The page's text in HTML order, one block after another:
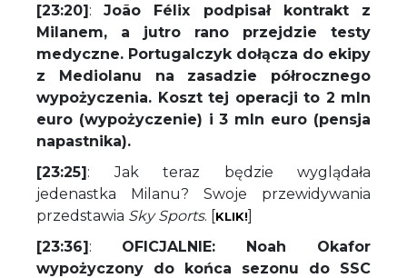
[23:20]:João Félix podpisał kontrakt z
Milanem, a jutro rano przejdzie testy
medyczne. Portugalczyk dołącza do ekipy
z Mediolanu na zasadzie półrocznego
wypożyczenia. Koszt tej operacji to 2 mln
euro (wypożyczenie) i 3 mln euro (pensja
napastnika).
[23:25]: Jak teraz będzie wyglądała
jedenastka Milanu? Swoje przewidywania
przedstawia Sky Sports. [KLIK!]
[23:36]: OFICJALNIE: Noah Okafor
wypożyczony do końca sezonu do SSC